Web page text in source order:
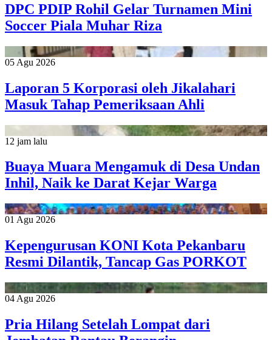
DPC PDIP Rohil Gelar Turnamen Mini
Soccer Piala Muhar Riza
05 Agu 2026
Laporan 5 Korporasi oleh Jikalahari
Masuk Tahap Pemeriksaan Ahli
12 jam lalu
Buaya Muara Mengamuk di Desa Undan
Inhil, Naik ke Darat Kejar Warga
01 Agu 2026
Kepengurusan KONI Kota Pekanbaru
Resmi Dilantik, Tancap Gas PORKOT
04 Agu 2026
Pria Hilang Setelah Lompat dari